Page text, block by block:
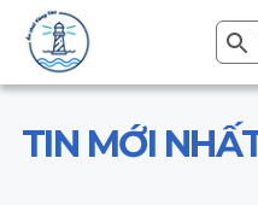
for:
Search
TIN MỚI